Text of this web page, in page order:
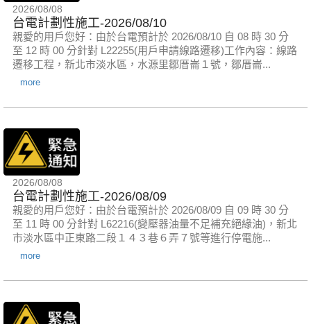
2026/08/08
台電計劃性施工-2026/08/10
親愛的用戶您好：由於台電預計於 2026/08/10 自 08 時 30 分
至 12 時 00 分針對 L22255(用戶申請線路遷移)工作內容：線路
遷移工程，新北市淡水區，水源里鄒厝崙１號，鄒厝崙...
more
2026/08/08
台電計劃性施工-2026/08/09
親愛的用戶您好：由於台電預計於 2026/08/09 自 09 時 30 分
至 11 時 00 分針對 L62216(變壓器油量不足補充絕緣油)，新北
市淡水區中正東路二段１４３巷６弄７號等進行停電施...
more